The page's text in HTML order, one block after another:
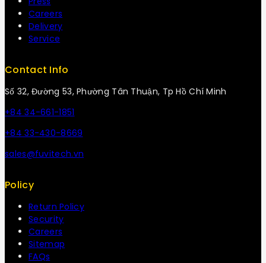
Careers
Delivery
Service
Contact Info
Số 32, Đường 53, Phường Tân Thuận, Tp Hồ Chí Minh
+84 34-661-1851
+84 33-430-8669
sales@fuvitech.vn
Policy
Return Policy
Security
Careers
Sitemap
FAQs